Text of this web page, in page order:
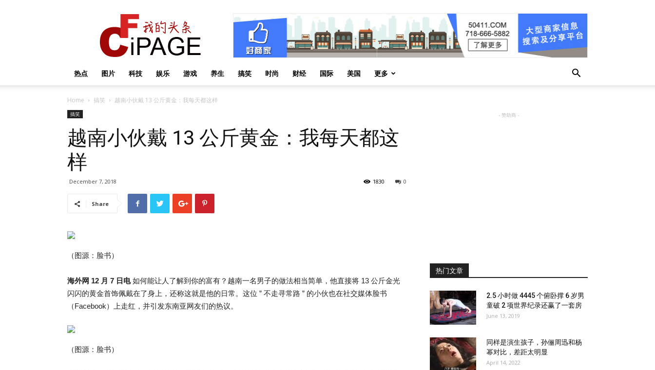
热点 图片 科技 娱乐 游戏 养生 搞笑 时尚 财经 国际 美国 更多
Home 搞笑 越南小伙戴 13 公斤黄金：我每天都这样
搞笑
越南小伙戴 13 公斤黄金：我每天都这
样
December 7, 2018 0
1830
Share
（图源：脸书）
海外网 12 月 7 日电如何能让人了解到你的富有？越南一名男子的做法相当简单，他直接将 13 公斤金光
闪闪的黄金首饰佩戴在了身上，还称这就是他的日常。这位 ” 不走寻常路 ” 的小伙也在社交媒体脸书
（Facebook）上走红，并引发东南亚网友们的热议。
（图源：脸书）
- 赞助商 -
热门文章
2.5 小时做 4445 个俯卧撑 6 岁男
童破 2 项世界纪录还赢了一套房
June 13, 2019
同样是演生孩子，孙俪周迅和杨
幂对比，差距太明显
April 14, 2022